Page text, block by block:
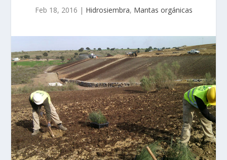
Feb 18, 2016 | Hidrosiembra, Mantas orgánicas